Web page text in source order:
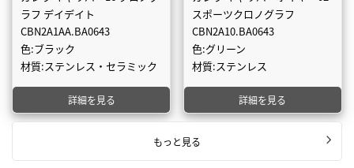
ラフ デイデイト
CBN2A1AA.BA0643
色:ブラック
材質:ステンレス・セラミック
詳細を見る
スポーツクロノグラフ
CBN2A10.BA0643
色:グリーン
材質:ステンレス
詳細を見る
もっと見る